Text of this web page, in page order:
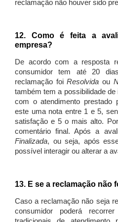
reclamação não houver sido
12. Como é feita a
empresa?
De acordo com a resposta
consumidor tem até 20
reclamação foiResolvida ou
também tem a possibilidade
com o atendimento prestado
este uma nota entre 1 e 5,
satisfação e 5 o mais alto.
comentário final. Após a
Finalizada, ou seja, após
possível interagir ou alterar a
13. E se a reclamação não
Caso a reclamação não seja
consumidor poderá